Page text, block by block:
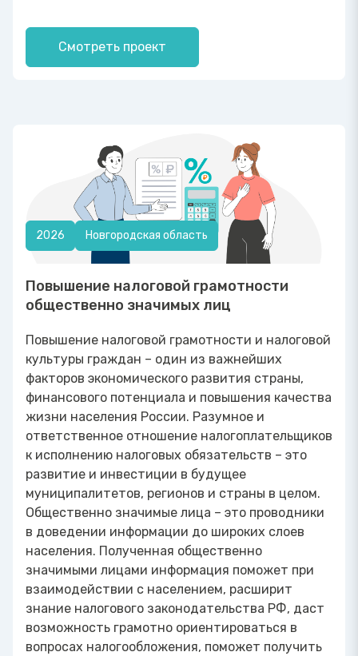
Смотреть проект
2026 Новгородская область
Повышение налоговой грамотности
общественно значимых лиц
Повышение налоговой грамотности и налоговой
культуры граждан – один из важнейших
факторов экономического развития страны,
финансового потенциала и повышения качества
жизни населения России. Разумное и
ответственное отношение налогоплательщиков
к исполнению налоговых обязательств – это
развитие и инвестиции в будущее
муниципалитетов, регионов и страны в целом.
Общественно значимые лица – это проводники
в доведении информации до широких слоев
населения. Полученная общественно
значимыми лицами информация поможет при
взаимодействии с населением, расширит
знание налогового законодательства РФ, даст
возможность грамотно ориентироваться в
вопросах налогообложения, поможет получить